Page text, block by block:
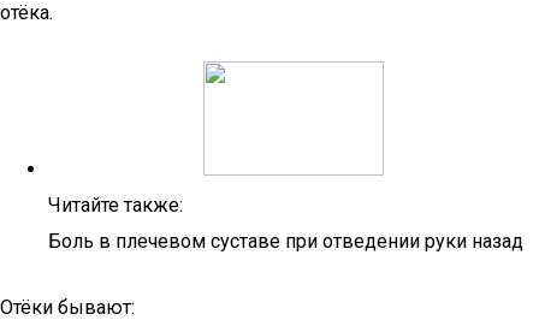
отёка.
Читайте также:
Боль в плечевом суставе при отведении руки назад
Отёки бывают: